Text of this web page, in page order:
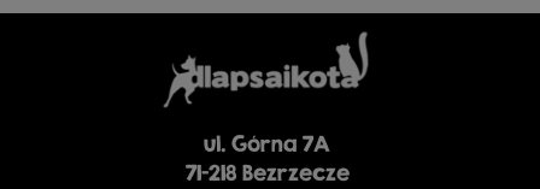
ul. Górna 7A
71-218 Bezrzecze